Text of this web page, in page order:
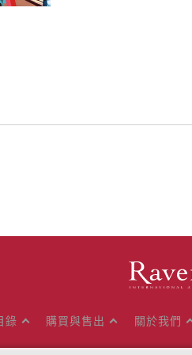
錄 購買與售出 關於我們